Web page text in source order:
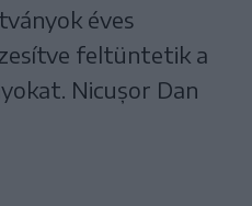
éves
feltüntetik a
Nicușor Dan